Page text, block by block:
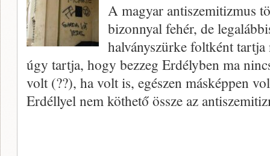
A magyar antiszemitizmus
bizonnyal fehér, de
halványszürke foltként
úgy tartja, hogy bezzeg Erdélyben ma
volt (??), ha volt is, egészen másképpen
Erdéllyel nem köthető össze az